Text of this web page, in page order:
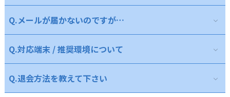
で、ぜひご活用くださいませ。
ますと幸いです。
※相談の途中で電話をお切りになった場合も鑑定料金は通常通
りに発生致します。予めご了承くださいませ。
・ギャンブル・株・投資などに関わる内容
・試験の合否に関する内容
・犯罪・法に抵触する内容
・遺失物に関する内容
・政治・宗教・紛争に関する内容
・第三者を不幸に陥れる施術
・その他、相談とはかけ離れた内容
A. お客様の個人情報は弊社の定めるプライバシーポリシーに基
いる占い師にもお客様の個人情報に関しましては厳重にお取扱
いするよう徹底しておりますのでご安心下さいませ。
Q.メールが届かないのですが…
A.電話占いニーケからのメールが迷惑メールに分類されてしま
し直して下さいますようお願い致します。
※ドメイン指定拒否の設定をされている方は当サイトのドメイ
Q.対応端末 / 推奨環境について
A.お客様に安心・快適にサービスをご利用いただくために、
Q.退会方法を教えて下さい